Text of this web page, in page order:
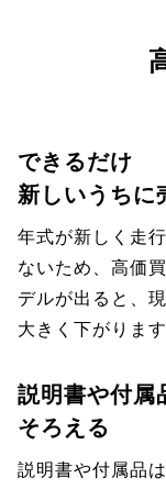
できるだけ
新しいうちに
年式が新しく走
ないため、高価
デルが出ると、
大きく下がります
説明書や付属
そろえる
説明書や付属品